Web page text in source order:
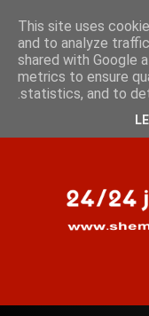
This site uses
and to analyze
shared with Google
metrics to ensure
statistics, and to